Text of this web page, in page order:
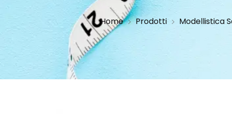
Home Prodotti Modellistica